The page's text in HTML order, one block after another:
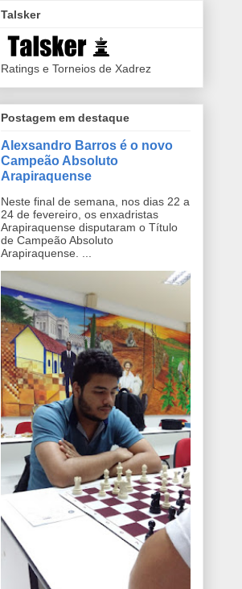
Talsker
Ratings e Torneios de Xadrez
Postagem em destaque
Alexsandro Barros é o novo
Campeão Absoluto
Arapiraquense
Neste final de semana, nos dias 22 a
24 de fevereiro, os enxadristas
Arapiraquense disputaram o Título
de Campeão Absoluto
Arapiraquense. ...